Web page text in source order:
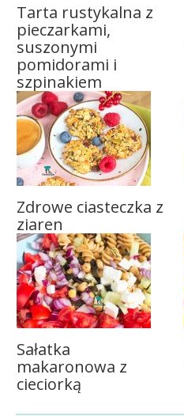
Tarta rustykalna z
pieczarkami,
suszonymi
pomidorami i
szpinakiem
Zdrowe ciasteczka z
ziaren
Sałatka
makaronowa z
cieciorką